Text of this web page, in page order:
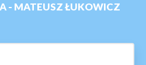
- MATEUSZ ŁUKOWICZ